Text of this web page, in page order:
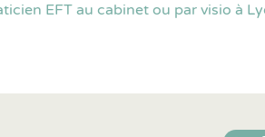
EFT au cabinet ou par visio à